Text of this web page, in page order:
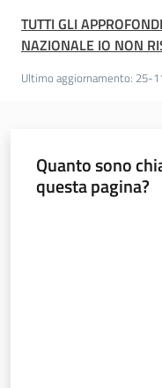
TUTTI GLI
NAZIONALE IO NON
Ultimo aggiornamento: 25-
Quanto sono
questa pagina?